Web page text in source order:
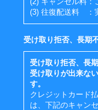
(3) 往復配送料 ：
受け取り拒否、長期
受け取り拒否、長
受け取りが出来な
す。
クレジットカード
は、下記のキャン